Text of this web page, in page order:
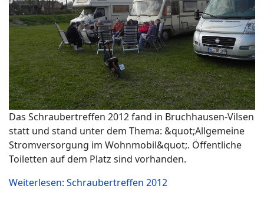
Das Schraubertreffen 2012 fand in Bruchhausen-Vilsen
statt und stand unter dem Thema: &quot;Allgemeine
Stromversorgung im Wohnmobil&quot;. Öffentliche
Toiletten auf dem Platz sind vorhanden.
Weiterlesen: Schraubertreffen 2012